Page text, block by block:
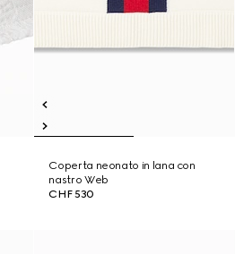
Coperta neonato in lana con
nastro Web
CHF 530